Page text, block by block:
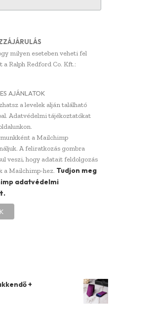
milyen eseteben veheti fel
a Ralph Redford Co. Kft.:
AJÁNLATOK
a levelek alján található
Adatvédelmi tájékoztatókat
a Mailchimp
A feliratkozás gombra
veszi, hogy adatait feldolgozás
a Mailchimp-hez. Tudjon meg
adatvédelmi
+